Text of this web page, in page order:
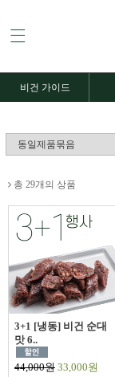
비건 가이드
총 29개의 상품
3+1 [냉동] 비건 순대
맛 6..
44,000원 33,000원